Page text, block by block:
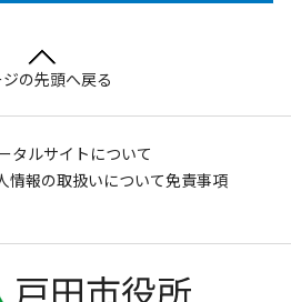
の先頭へ戻る
タルサイトについて
情報の取扱いについて免責事項